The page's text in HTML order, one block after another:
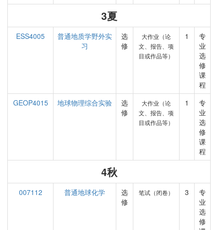
3夏
ESS4005
普通地质学野外实
习
选
修
大作业（论
文、报告、项
目或作品等）
1
专
业
选
修
课
程
GEOP4015
地球物理综合实验
选
修
大作业（论
文、报告、项
目或作品等）
1
专
业
选
修
课
程
4秋
007112 普通地球化学
选
修
笔试（闭卷） 3
专
业
选
修